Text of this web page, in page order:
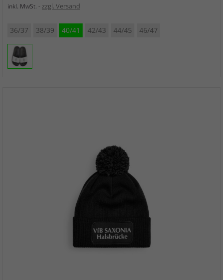
inkl. MwSt. zzgl. Versand
36/37 38/39 40/41 42/43 44/45 46/47